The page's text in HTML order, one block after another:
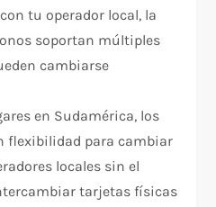
tu operador local, la
soportan múltiples
cambiarse
en Sudamérica, los
flexibilidad para cambiar
locales sin el
tarjetas físicas